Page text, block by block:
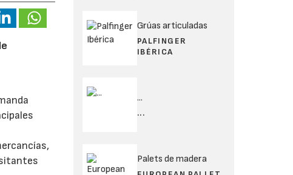
Grúas articuladas
PALFINGER
IBÉRICA
...
...
Palets de madera